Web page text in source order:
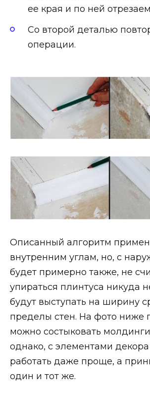
ее края и по ней отрезаем
Со второй деталью
операции.
Описанный алгоритм
внутренним углам, но, с
будет примерно также, не
упираться плинтуса никуда
будут выступать на ширину
пределы стен. На фото ниже
можно состыковать
однако, с элементами
работать даже проще, а
один и тот же.